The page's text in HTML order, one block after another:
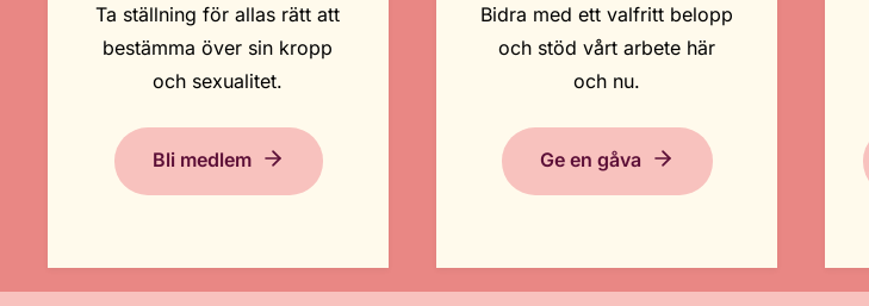
Ta ställning för allas rätt att
bestämma över sin kropp
och sexualitet.
Bli medlem
Bidra med ett valfritt belopp
och stöd vårt arbete här
och nu.
Ge en gåva